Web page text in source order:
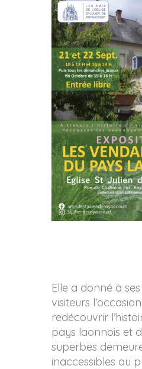
Elle a donné à
visiteurs
redécouvrir
pays laonnois et
superbes
inaccessibles au